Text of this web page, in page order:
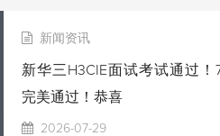
新闻资讯
新华三H3CIE面试考试通过！
完美通过！恭喜
2026-07-29